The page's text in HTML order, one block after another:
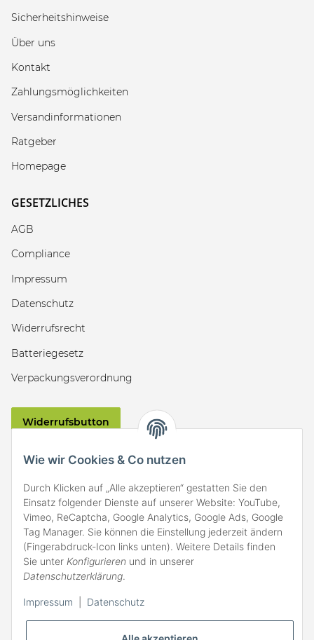
Wie wir Cookies & Co nutzen
Durch Klicken auf „Alle akzeptieren“ gestatten Sie den
Einsatz folgender Dienste auf unserer Website: YouTube,
Vimeo, ReCaptcha, Google Analytics, Google Ads, Google
Tag Manager. Sie können die Einstellung jederzeit ändern
(Fingerabdruck-Icon links unten). Weitere Details finden
Sie unter Konfigurieren und in unserer
Datenschutzerklärung.
Impressum Datenschutz
Sicherheitshinweise
Über uns
Kontakt
Zahlungsmöglichkeiten
Versandinformationen
Ratgeber
Homepage
GESETZLICHES
AGB
Compliance
Impressum
Datenschutz
Widerrufsrecht
Batteriegesetz
Verpackungsverordnung
Widerrufsbutton
ZAHLARTEN